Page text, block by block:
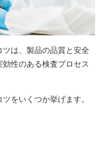
は、製品の品質と安全
性のある検査プロセス
をいくつか挙げます。